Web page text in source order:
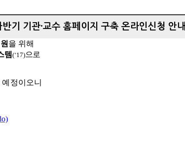
기 기관·교수 홈페이지 구축 온라인신청 안내
을 위해
템(‘17)으로
예정이 오니